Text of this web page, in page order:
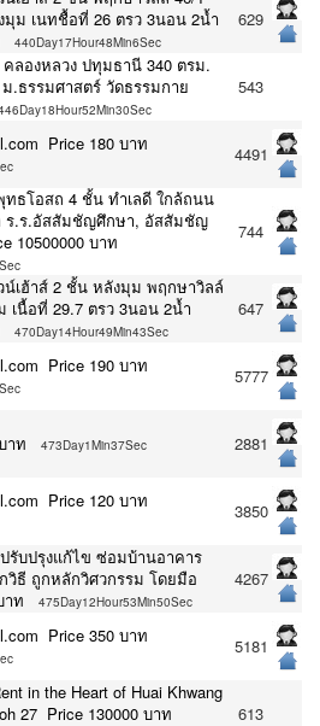
มุม เนทชื้อที่ 26 ตรว 3นอน 2น้ำ
440Day17Hour48Min6Sec
629
ลองหลวง ปทุมธานี 340 ตรม.
.ธรรมศาสตร์ วัดธรรมกาย
543
Price 180 บาท
4491
ธโอสถ 4 ชั้น ทำเลดี ใกล้ถนน
ร.ร.อัสสัมชัญศึกษา, อัสสัมชัญ
10500000 บาท
744
น์เฮ้าส์ 2 ชั้น หลังมุม พฤกษาวิลล์
เนื้อที่ 29.7 ตรว 3นอน 2น้ำ
470Day14Hour49Min43Sec
647
Price 190 บาท 5777
าท 473Day1Min37Sec 2881
Price 120 บาท
3850
รับปรุงแก้ไข ซ่อมบ้านอาคาร
วิธี ถูกหลักวิศวกรรม โดยมือ
าท
475Day12Hour53Min50Sec
4267
Price 350 บาท
5181
in the Heart of Huai Khwang
27 Price 130000 บาท
613